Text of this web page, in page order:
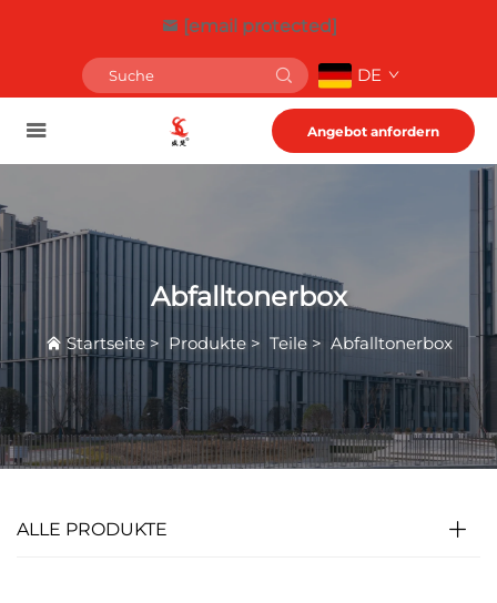
[email protected]
DE
Angebot anfordern
Abfalltonerbox
Startseite> Produkte> Teile> Abfalltonerbox
ALLE PRODUKTE